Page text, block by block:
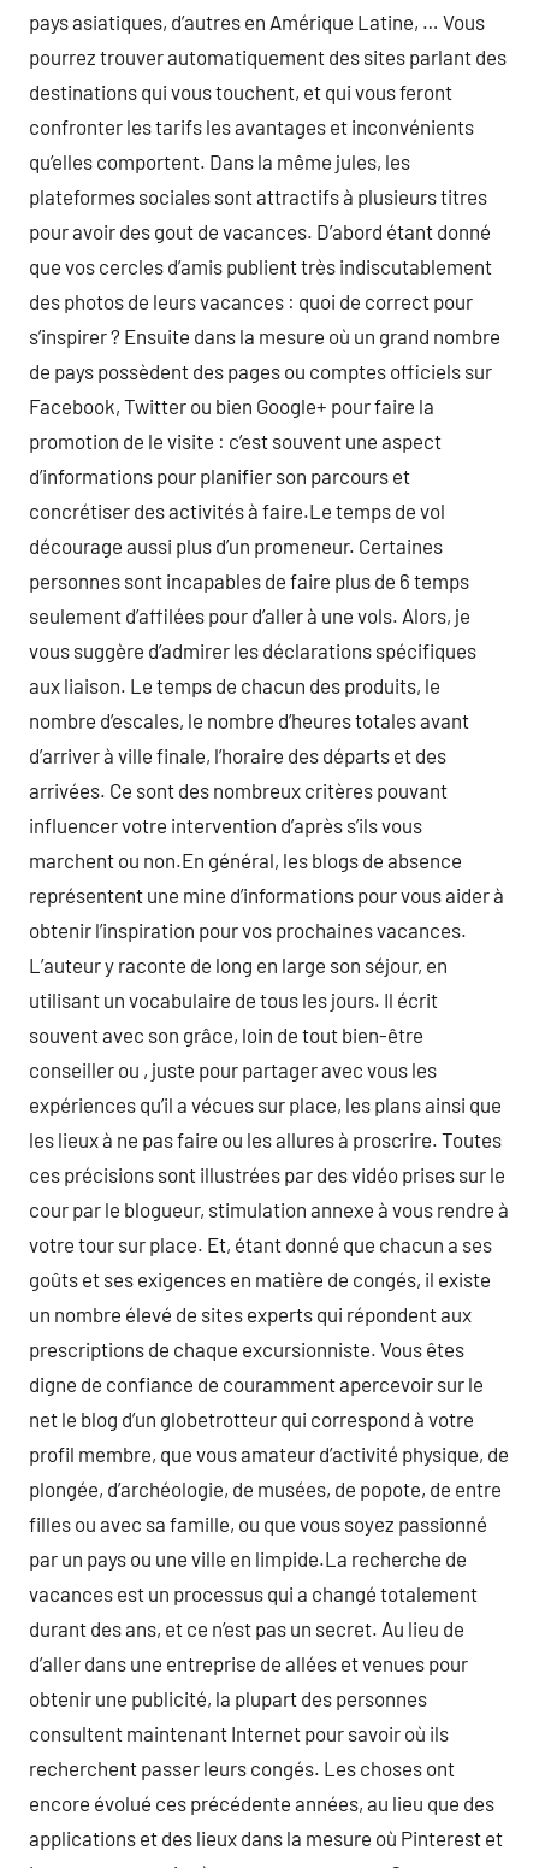
pays asiatiques, d’autres en Amérique Latine, … Vous
pourrez trouver automatiquement des sites parlant des
destinations qui vous touchent, et qui vous feront
confronter les tarifs les avantages et inconvénients
qu’elles comportent. Dans la même jules, les
plateformes sociales sont attractifs à plusieurs titres
pour avoir des gout de vacances. D’abord étant donné
que vos cercles d’amis publient très indiscutablement
des photos de leurs vacances : quoi de correct pour
s’inspirer ? Ensuite dans la mesure où un grand nombre
de pays possèdent des pages ou comptes officiels sur
Facebook, Twitter ou bien Google+ pour faire la
promotion de le visite : c’est souvent une aspect
d’informations pour planifier son parcours et
concrétiser des activités à faire.Le temps de vol
décourage aussi plus d’un promeneur. Certaines
personnes sont incapables de faire plus de 6 temps
seulement d’affilées pour d’aller à une vols. Alors, je
vous suggère d’admirer les déclarations spécifiques
aux liaison. Le temps de chacun des produits, le
nombre d’escales, le nombre d’heures totales avant
d’arriver à ville finale, l’horaire des départs et des
arrivées. Ce sont des nombreux critères pouvant
influencer votre intervention d’après s’ils vous
marchent ou non.En général, les blogs de absence
représentent une mine d’informations pour vous aider à
obtenir l’inspiration pour vos prochaines vacances.
L’auteur y raconte de long en large son séjour, en
utilisant un vocabulaire de tous les jours. Il écrit
souvent avec son grâce, loin de tout bien-être
conseiller ou , juste pour partager avec vous les
expériences qu’il a vécues sur place, les plans ainsi que
les lieux à ne pas faire ou les allures à proscrire. Toutes
ces précisions sont illustrées par des vidéo prises sur le
cour par le blogueur, stimulation annexe à vous rendre à
votre tour sur place. Et, étant donné que chacun a ses
goûts et ses exigences en matière de congés, il existe
un nombre élevé de sites experts qui répondent aux
prescriptions de chaque excursionniste. Vous êtes
digne de confiance de couramment apercevoir sur le
net le blog d’un globetrotteur qui correspond à votre
profil membre, que vous amateur d’activité physique, de
plongée, d’archéologie, de musées, de popote, de entre
filles ou avec sa famille, ou que vous soyez passionné
par un pays ou une ville en limpide.La recherche de
vacances est un processus qui a changé totalement
durant des ans, et ce n’est pas un secret. Au lieu de
d’aller dans une entreprise de allées et venues pour
obtenir une publicité, la plupart des personnes
consultent maintenant Internet pour savoir où ils
recherchent passer leurs congés. Les choses ont
encore évolué ces précédente années, au lieu que des
applications et des lieux dans la mesure où Pinterest et